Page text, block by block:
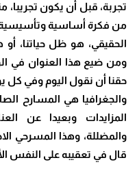
تجربة، قبل أن يكون
من فكرة أساسية وتأسيسية
الحقيقي، هو ظل حياتنا، أو
ومن ضيع هذا العنوان في
حقنا أن نقول اليوم وفي كل
والجغرافيا هي المسارح
المزايدات وبعيدا عن
والمضللة، وهذا المسرحي
قال في تعقيبه على النفس